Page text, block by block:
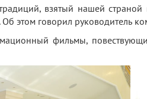
взятый нашей
этом говорил руководитель
фильмы,